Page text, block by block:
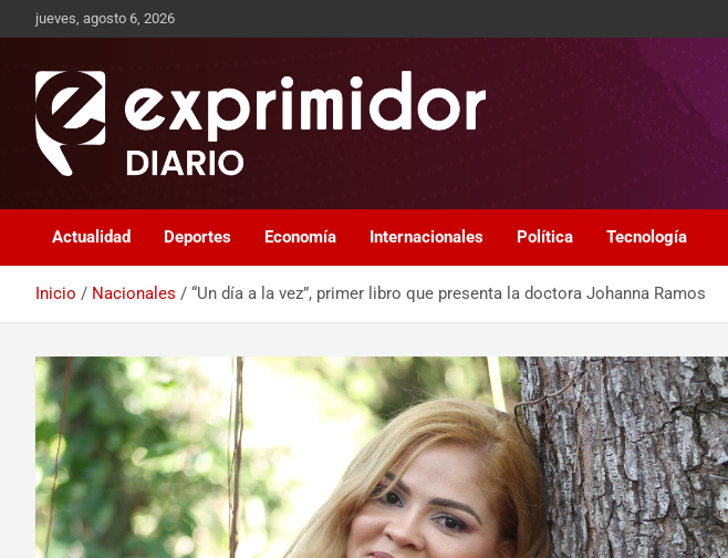
jueves, agosto 6, 2026
Exprimidor media
Actualidad Deportes Economía Internacionales Política Tecnología
Inicio Nacionales “Un día a la vez”, primer libro que presenta la doctora Johanna Ramos